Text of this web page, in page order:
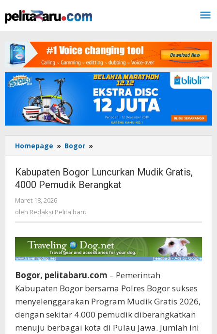
ke
konten
Homepage » Bogor »
Bogor
Luncurkan
Mudik
Gratis,
Kabupaten Bogor Luncurkan Mudik Gratis,
4000 Pemudik Berangkat
Maret 18, 2026
Redaksi
oleh Redaksi Pelita baru
Bogor, pelitabaru.com – Pemerintah
Kabupaten Bogor bersama Polres Bogor sukses
menyelenggarakan Program Mudik Gratis 2026,
dengan sekitar 4.000 pemudik diberangkatkan
menuju berbagai kota di Pulau Jawa. Jumlah ini